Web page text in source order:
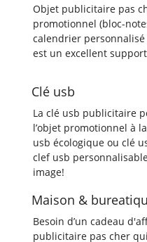
Objet publicitaire pas
promotionnel (bloc-
calendrier
est un excellent
Clé usb
La clé usb publicitaire
l’objet promotionnel à
usb écologique ou clé
clef usb
image!
Maison &
Besoin d’un cadeau
publicitaire pas cher